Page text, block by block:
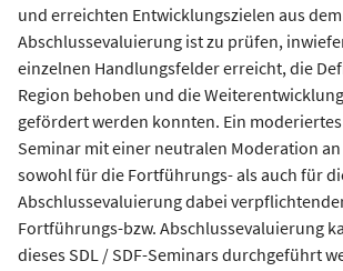
und erreichten Entwicklungszielen aus dem
Abschlussevaluierung ist zu prüfen,
einzelnen Handlungsfelder erreicht, die
Region behoben und die
gefördert werden konnten. Ein
Seminar mit einer neutralen Moderation an
sowohl für die Fortführungs- als auch für
Abschlussevaluierung dabei
Fortführungs-bzw. Abschlussevaluierung
dieses SDL / SDF-Seminars durchgeführt